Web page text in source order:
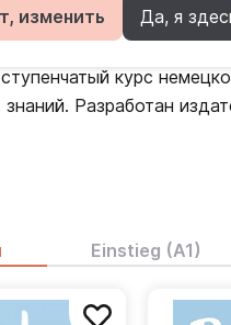
изменить Да, я
курс
Разработан
Постановка
Einstieg (A1)